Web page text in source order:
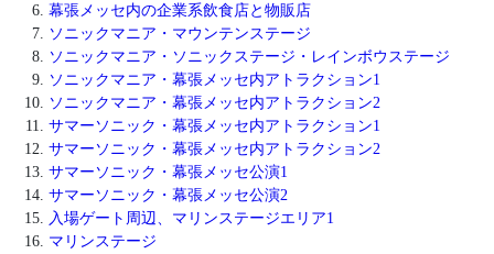
幕張メッセ内の企業系飲食店と物販店
ソニックマニア・マウンテンステージ
ソニックマニア・ソニックステージ・レインボウステージ
ソニックマニア・幕張メッセ内アトラクション1
ソニックマニア・幕張メッセ内アトラクション2
サマーソニック・幕張メッセ内アトラクション1
サマーソニック・幕張メッセ内アトラクション2
サマーソニック・幕張メッセ公演1
サマーソニック・幕張メッセ公演2
入場ゲート周辺、マリンステージエリア1
マリンステージ